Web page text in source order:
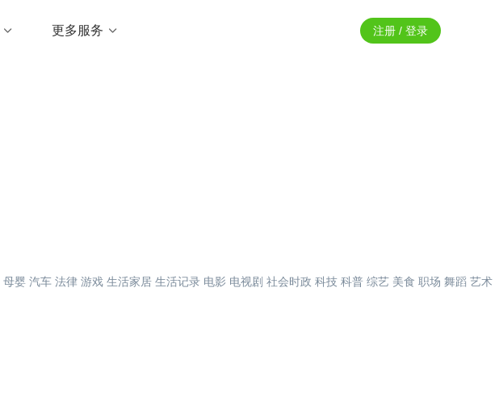
更多服务 注册 / 登录
母婴 汽车 法律 游戏 生活家居 生活记录 电影 电视剧 社会时政 科技 科普 综艺 美食 职场 舞蹈 艺术